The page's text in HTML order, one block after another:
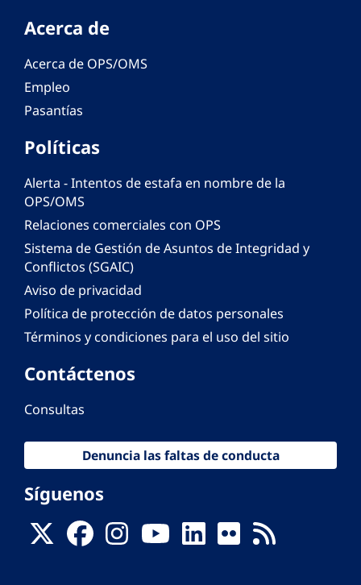
Acerca de
Acerca de OPS/OMS
Empleo
Pasantías
Políticas
Alerta - Intentos de estafa en nombre de la
OPS/OMS
Relaciones comerciales con OPS
Sistema de Gestión de Asuntos de Integridad y
Conflictos (SGAIC)
Aviso de privacidad
Política de protección de datos personales
Términos y condiciones para el uso del sitio
Contáctenos
Consultas
Denuncia las faltas de conducta
Síguenos